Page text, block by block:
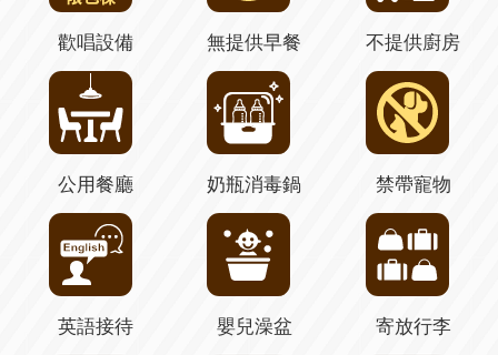
歡唱設備 無提供早餐 不提供廚房
公用餐廳 奶瓶消毒鍋 禁帶寵物
英語接待 嬰兒澡盆 寄放行李